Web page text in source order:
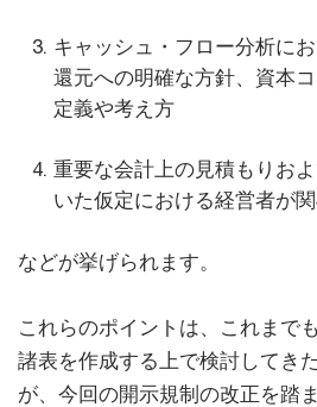
キャッシュ・フロー分析に
還元への明確な方針、資本
定義や考え方
重要な会計上の見積もりお
いた仮定における経営者が
などが挙げられます。
これらのポイントは、これまで
諸表を作成する上で検討してき
が、今回の開示規制の改正を踏